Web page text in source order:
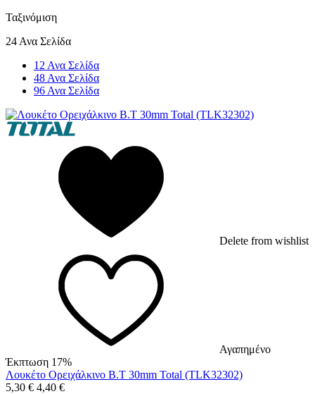
Ταξινόμιση
24 Ανα Σελίδα
12 Ανα Σελίδα
48 Ανα Σελίδα
96 Ανα Σελίδα
Delete from wishlist
Αγαπημένο
Έκπτωση 17%
Λουκέτο Ορειχάλκινο Β.Τ 30mm Total (TLK32302)
5,30 € 4,40 €